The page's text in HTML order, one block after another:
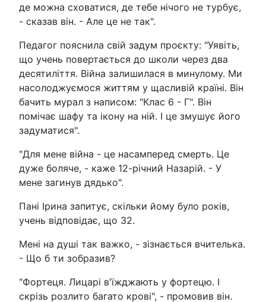
де можна сховатися, де тебе нічого не турбує,
- сказав він. - Але це не так".
Педагог пояснила свій задум проєкту: "Уявіть,
що учень повертається до школи через два
десятиліття. Війна залишилася в минулому. Ми
насолоджуємося життям у щасливій країні. Він
бачить мурал з написом: "Клас 6 - Г". Він
помічає шафу та ікону на ній. І це змушує його
задуматися".
"Для мене війна - це насамперед смерть. Це
дуже боляче, - каже 12-річний Назарій. - У
мене загинув дядько".
Пані Ірина запитує, скільки йому було років,
учень відповідає, що 32.
Мені на душі так важко, - зізнається вчителька.
- Що б ти зобразив?
"Фортеця. Лицарі в'їжджають у фортецю. І
скрізь розлито багато крові", - промовив він.